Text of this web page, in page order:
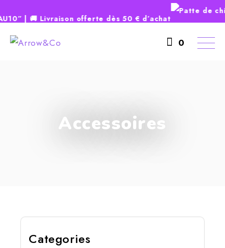
| 🚚 Livraison offerte dès 50 € d’achat
the 0
Accessoires
Categories